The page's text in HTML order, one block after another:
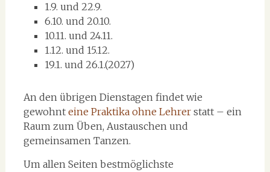
1.9. und 22.9.
6.10. und 20.10.
10.11. und 24.11.
1.12. und 15.12.
19.1. und 26.1.(2027)
An den übrigen Dienstagen findet wie
gewohnteine Praktika ohne Lehrerstatt – ein
Raum zum Üben, Austauschen und
gemeinsamen Tanzen.
Um allen Seiten bestmöglichste